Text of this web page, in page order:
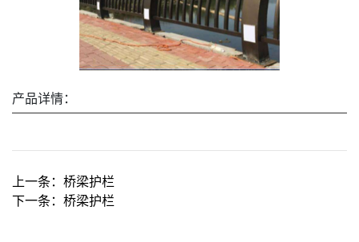
产品详情：
上一条： 桥梁护栏
下一条： 桥梁护栏